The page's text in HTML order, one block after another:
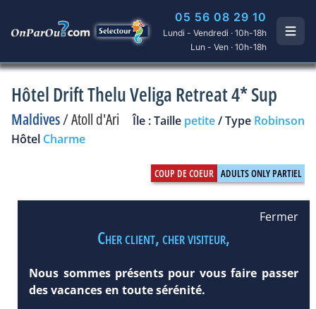
05 56 08 29 10
Lundi - Vendredi · 10h-18h
Lun - Ven · 10h-18h
Hôtel Drift Thelu Veliga Retreat 4* Sup
Maldives/Atoll d'Ari Île : Taille petite/ Type Robinson
Hôtel Charme
Fermer
Cher client, cher visiteur,
Nous sommes présents pour vous faire passer
des vacances en toute sérénité.